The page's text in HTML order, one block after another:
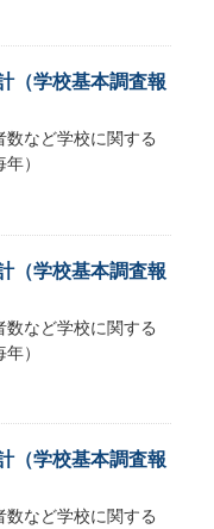
（学校基本調査報
など学校に関する
）
（学校基本調査報
など学校に関する
）
（学校基本調査報
など学校に関する